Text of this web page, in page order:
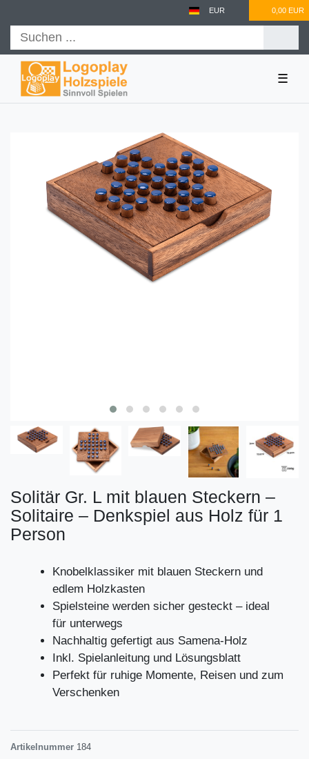
EUR 0,00 EUR
☰
Solitär Gr. L mit blauen Steckern –
Solitaire – Denkspiel aus Holz für 1
Person
Knobelklassiker mit blauen Steckern und
edlem Holzkasten
Spielsteine werden sicher gesteckt – ideal
für unterwegs
Nachhaltig gefertigt aus Samena-Holz
Inkl. Spielanleitung und Lösungsblatt
Perfekt für ruhige Momente, Reisen und zum
Verschenken
Artikelnummer 184